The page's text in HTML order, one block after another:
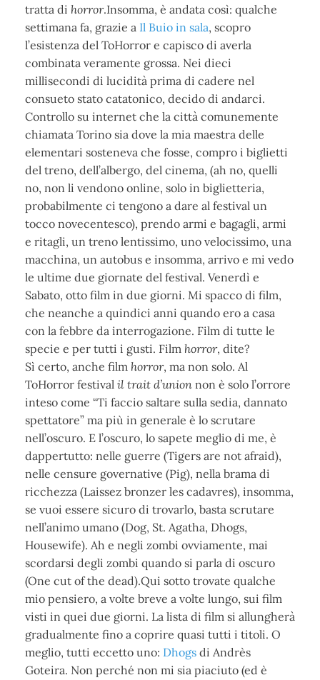
tratta di horror.Insomma, è andata così: qualche
settimana fa, grazie a Il Buio in sala, scopro
l’esistenza del ToHorror e capisco di averla
combinata veramente grossa. Nei dieci
millisecondi di lucidità prima di cadere nel
consueto stato catatonico, decido di andarci.
Controllo su internet che la città comunemente
chiamata Torino sia dove la mia maestra delle
elementari sosteneva che fosse, compro i biglietti
del treno, dell’albergo, del cinema, (ah no, quelli
no, non li vendono online, solo in biglietteria,
probabilmente ci tengono a dare al festival un
tocco novecentesco), prendo armi e bagagli, armi
e ritagli, un treno lentissimo, uno velocissimo, una
macchina, un autobus e insomma, arrivo e mi vedo
le ultime due giornate del festival. Venerdì e
Sabato, otto film in due giorni. Mi spacco di film,
che neanche a quindici anni quando ero a casa
con la febbre da interrogazione. Film di tutte le
specie e per tutti i gusti. Film horror, dite?
Sì certo, anche film horror, ma non solo. Al
ToHorror festival il trait d’union non è solo l’orrore
inteso come “Ti faccio saltare sulla sedia, dannato
spettatore” ma più in generale è lo scrutare
nell’oscuro. E l’oscuro, lo sapete meglio di me, è
dappertutto: nelle guerre (Tigers are not afraid),
nelle censure governative (Pig), nella brama di
ricchezza (Laissez bronzer les cadavres), insomma,
se vuoi essere sicuro di trovarlo, basta scrutare
nell’animo umano (Dog, St. Agatha, Dhogs,
Housewife). Ah e negli zombi ovviamente, mai
scordarsi degli zombi quando si parla di oscuro
(One cut of the dead).Qui sotto trovate qualche
mio pensiero, a volte breve a volte lungo, sui film
visti in quei due giorni. La lista di film si allungherà
gradualmente fino a coprire quasi tutti i titoli. O
meglio, tutti eccetto uno: Dhogs di Andrès
Goteira. Non perché non mi sia piaciuto (ed è